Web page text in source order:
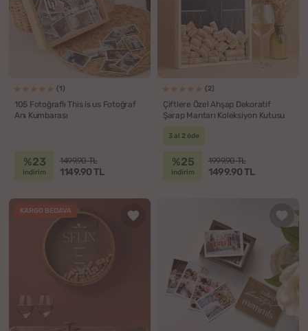
(1)
105 Fotoğraflı This is us Fotoğraf
Anı Kumbarası
%23
indirim
1499.90 TL
1149.90 TL
(2)
Çiftlere Özel Ahşap Dekoratif
Şarap Mantarı Koleksiyon Kutusu
3 al 2 öde
%25
indirim
1999.90 TL
1499.90 TL
KARGO BEDAVA